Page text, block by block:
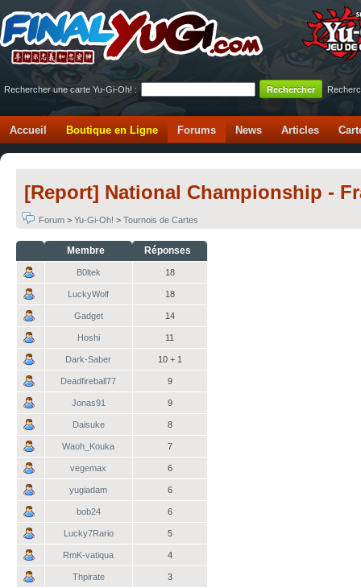
Rechercher une carte Yu-Gi-Oh! :
Accueil Boutique en Ligne Forums News Articles
[Report] National Championship -
Forum > Yu-Gi-Oh! > Tournois de Cartes
Membre Réponses
B0ltek 18
LuckyWolf 18
Gadget 14
Hoshi 11
Dark-Saber 10 + 1
Deadfireball77 9
Jonas91 9
Daisuke 8
Waoh_Kouka 7
vegemax 6
yugiadam 6
bob24 6
Lucky7Rario 5
RmK-vatiqua 4
Thpirate 3